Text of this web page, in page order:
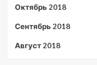
Октябрь 2018
Сентябрь 2018
Август 2018